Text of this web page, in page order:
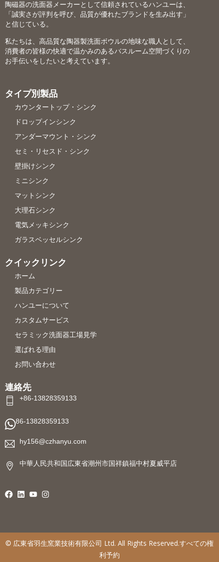
陶磁器の洗面器メーカーとして信頼されているハンユーは、
「誠実さが評判を呼び、品質が優れたブランドを生み出す」
と信じている。
私たちは、高品質な陶器製洗面ボウルの地味な職人として、
消費者の皆様の快適で温かみのあるバスルーム空間づくりの
お手伝いをしたいと考えています。
タイプ別製品
カウンタートップ・シンク
ドロップインシンク
アンダーマウント・シンク
セミ・リセスド・シンク
壁掛けシンク
ミニシンク
マットシンク
大理石シンク
電気メッキシンク
ガラスベッセルシンク
クイックリンク
ホーム
製品カテゴリー
ハンユーについて
カスタムサービス
セラミック洗面器工場見学
選ばれる理由
お問い合わせ
連絡先
+86-13828359133
86-13828359133
hy156@czhanyu.com
中華人民共和国広東省潮州市国祥鎮福中村夏威平店
© 広東省羽生窯業技術有限公司 Ltd. All Rights Reserved.すべての権
利予約